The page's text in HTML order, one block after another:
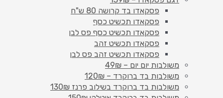
פסקאדו בד קרושה 80 ש"ח
פסקאדו תכשיט כסף
פסקאדו תכשיט כסף פס לבן
פסקאדו תכשיט זהב
פסקאדו תכשיט זהב פס לבן
משולבות יום יום – 49₪
משולבות בד ברוקרד – 120₪
משולבות בד ברוקרד בשילוב פרנז 130₪